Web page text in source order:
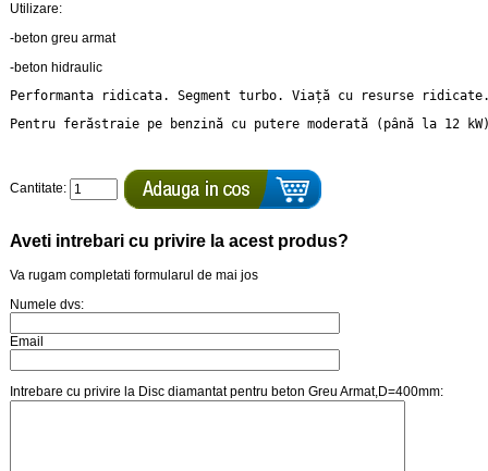
Utilizare:
-beton greu armat
-beton hidraulic
Performanta ridicata. Segment turbo. Viață cu resurse
Pentru ferăstraie pe benzină cu putere moderată (până la 12
Cantitate:
Aveti intrebari cu privire la acest produs?
Va rugam completati formularul de mai jos
Numele dvs:
Email
Intrebare cu privire la Disc diamantat pentru beton Greu Armat,D=400mm: